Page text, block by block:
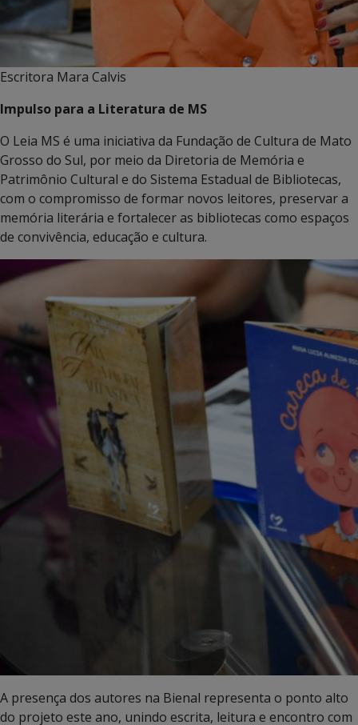
Escritora Mara Calvis
Impulso para a Literatura de MS
O Leia MS é uma iniciativa da Fundação de Cultura de Mato
Grosso do Sul, por meio da Diretoria de Memória e
Patrimônio Cultural e do Sistema Estadual de Bibliotecas,
com o compromisso de formar novos leitores, preservar a
memória literária e fortalecer as bibliotecas como espaços
de convivência, educação e cultura.
A presença dos autores na Bienal representa o ponto alto
do projeto este ano, unindo escrita, leitura e encontro com